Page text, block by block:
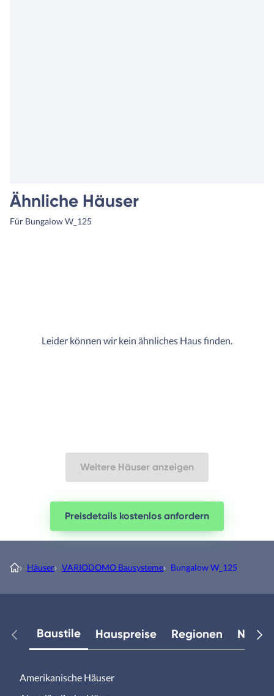
Ähnliche Häuser
Für Bungalow W_125
Leider können wir kein ähnliches Haus finden.
Weitere Häuser anzeigen
Preisdetails kostenlos anfordern
› Häuser› VARIODOMO Bausysteme› Bungalow W_125
Baustile Hauspreise Regionen
Amerikanische Häuser